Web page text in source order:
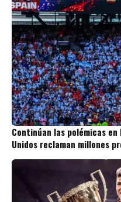
Continúan las polémicas en
Unidos reclaman millones